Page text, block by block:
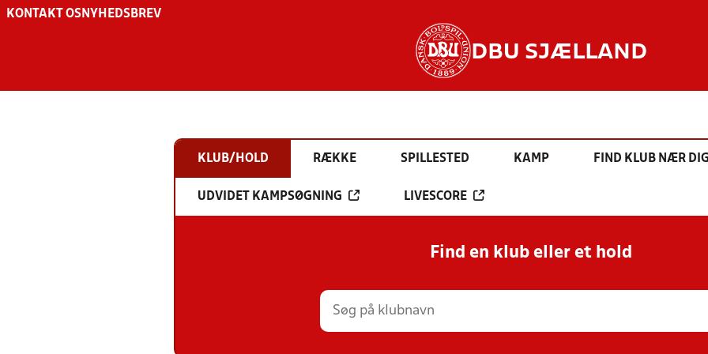
KONTAKT OS NYHEDSBREV
DBU SJÆLLAND
KLUB/HOLD RÆKKE SPILLESTED KAMP FIND KLUB NÆR
UDVIDET KAMPSØGNING LIVESCORE
Find en klub eller et hold